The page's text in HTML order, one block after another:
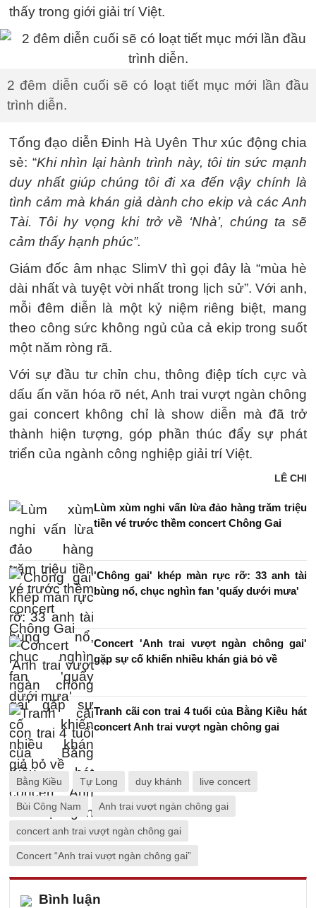
thấy trong giới giải trí Việt.
2 đêm diễn cuối sẽ có loạt tiết mục mới lần đầu
trình diễn.
Tổng đạo diễn Đinh Hà Uyên Thư xúc động chia
sẻ: “Khi nhìn lại hành trình này, tôi tin sức mạnh
duy nhất giúp chúng tôi đi xa đến vậy chính là
tình cảm mà khán giả dành cho ekip và các Anh
Tài. Tôi hy vọng khi trở về ‘Nhà’, chúng ta sẽ
cảm thấy hạnh phúc”.
Giám đốc âm nhạc SlimV thì gọi đây là “mùa hè
dài nhất và tuyệt vời nhất trong lịch sử”. Với anh,
mỗi đêm diễn là một kỷ niệm riêng biệt, mang
theo công sức không ngủ của cả ekip trong suốt
một năm ròng rã.
Với sự đầu tư chỉn chu, thông điệp tích cực và
dấu ấn văn hóa rõ nét, Anh trai vượt ngàn chông
gai concert không chỉ là show diễn mà đã trở
thành hiện tượng, góp phần thúc đẩy sự phát
triển của ngành công nghiệp giải trí Việt.
LÊ CHI
Lùm xùm nghi vấn lừa đảo hàng trăm triệu
tiền vé trước thềm concert Chông Gai
'Chông gai' khép màn rực rỡ: 33 anh tài
bùng nổ, chục nghìn fan 'quẩy dưới mưa'
Concert 'Anh trai vượt ngàn chông gai'
gặp sự cố khiến nhiều khán giả bỏ về
Tranh cãi con trai 4 tuổi của Bằng Kiều hát
concert Anh trai vượt ngàn chông gai
Bằng Kiều Tự Long duy khánh live concert
Bùi Công Nam Anh trai vượt ngàn chông gai
concert anh trai vượt ngàn chông gai
Concert “Anh trai vượt ngàn chông gai”
Bình luận